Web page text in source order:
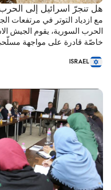
هل تنجرّ اسرائيل إلى
مع ازدياد التوتر في
الحرب السورية، يقوم الجيش
خاصّة قادرة على مواجهة مسلّحي
ISRAEL